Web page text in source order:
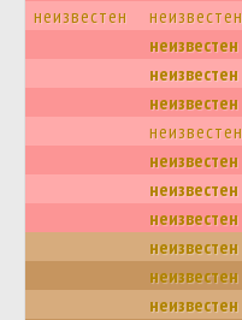
неизвестен неизвестен
неизвестен
неизвестен
неизвестен
неизвестен
неизвестен
неизвестен
неизвестен
неизвестен
неизвестен
неизвестен